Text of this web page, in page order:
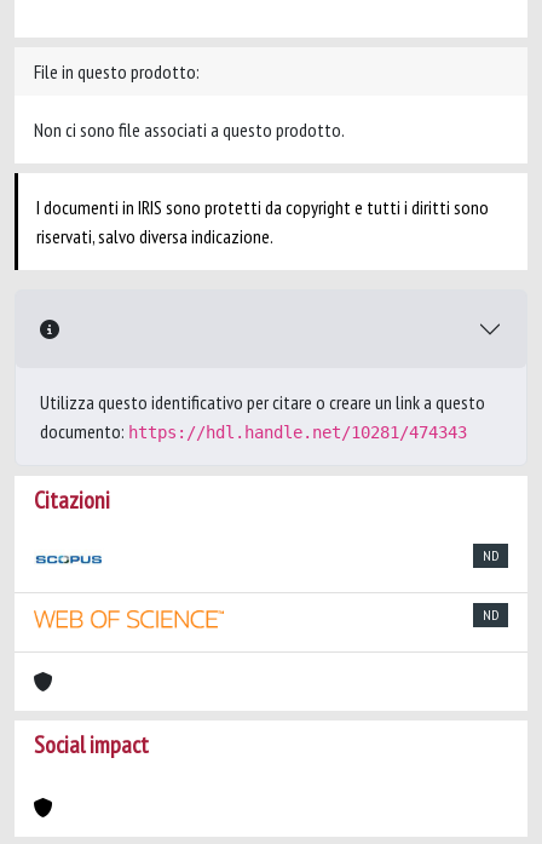
File in questo prodotto:
Non ci sono file associati a questo prodotto.
I documenti in IRIS sono protetti da copyright e tutti i diritti sono
riservati, salvo diversa indicazione.
Utilizza questo identificativo per citare o creare un link a questo
documento: https://hdl.handle.net/10281/474343
Citazioni
ND
ND
Social impact